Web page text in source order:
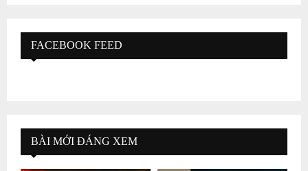
FACEBOOK FEED
BÀI MỚI ĐÁNG XEM